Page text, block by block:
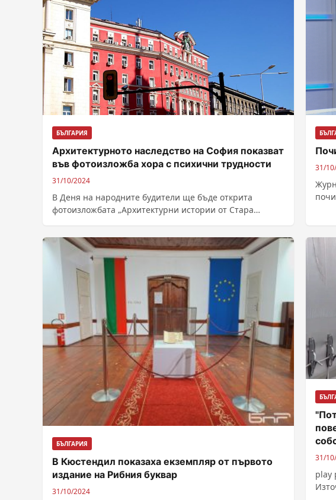
БЪЛГАРИЯ
Архитектурното наследство на София показват
във фотоизложба хора с психични трудности
31/10/2024
В Деня на народните будители ще бъде открита
фотоизложбата „Архитектурни истории от Стара
31/
БЪЛГАРИЯ
В Кюстендил показаха екземпляр от първото
издание на Рибния буквар
31/10/2024
31/
play